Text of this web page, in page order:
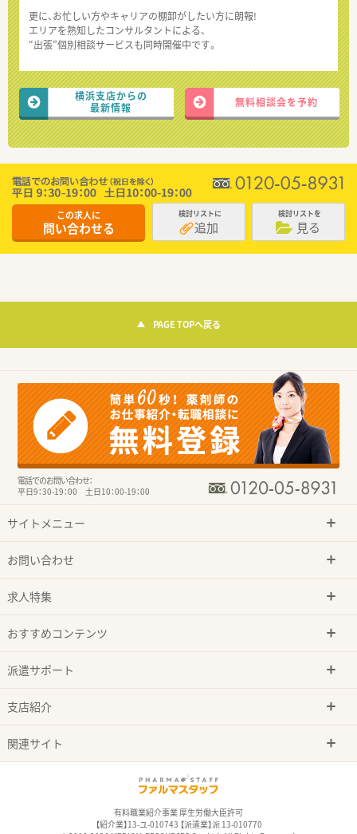
更に、お忙しい方やキャリアの棚卸がしたい方に朗報!
エリアを熟知したコンサルタントによる、
“出張”個別相談サービスも同時開催中です。
横浜支店からの
最新情報
無料相談会を予約
この求人に
問い合わせる
検討リストに
追加
検討リストを
見る
PAGE TOPへ戻る
電話でのお問い合わせ：
平日9：30-19：00 土日10：00-19：00
サイトメニュー
お問い合わせ
求人特集
おすすめコンテンツ
派遣サポート
支店紹介
関連サイト
有料職業紹介事業 厚生労働大臣許可
【紹介業】13-ユ-010743 【派遣業】派 13-010770